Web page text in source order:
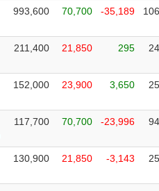
993,600 70,700 -35,189
211,400 21,850 295
152,000 23,900 3,650
117,700 70,700 -23,996
130,900 21,850 -3,143